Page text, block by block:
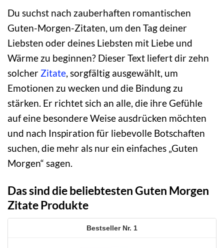
Du suchst nach zauberhaften romantischen
Guten-Morgen-Zitaten, um den Tag deiner
Liebsten oder deines Liebsten mit Liebe und
Wärme zu beginnen? Dieser Text liefert dir zehn
solcher Zitate, sorgfältig ausgewählt, um
Emotionen zu wecken und die Bindung zu
stärken. Er richtet sich an alle, die ihre Gefühle
auf eine besondere Weise ausdrücken möchten
und nach Inspiration für liebevolle Botschaften
suchen, die mehr als nur ein einfaches „Guten
Morgen“ sagen.
Das sind die beliebtesten Guten Morgen
Zitate Produkte
1